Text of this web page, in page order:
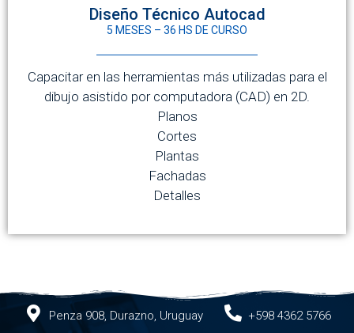
Diseño Técnico Autocad
5 MESES – 36 HS DE CURSO
Capacitar en las herramientas más utilizadas para el
dibujo asistido por computadora (CAD) en 2D.
Planos
Cortes
Plantas
Fachadas
Detalles
Penza 908, Durazno, Uruguay +598 4362 5766